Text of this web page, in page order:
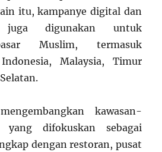
itu, kampanye digital dan
digunakan untuk
Muslim, termasuk
Malaysia, Timur
kawasan-
yang difokuskan sebagai
dengan restoran, pusat